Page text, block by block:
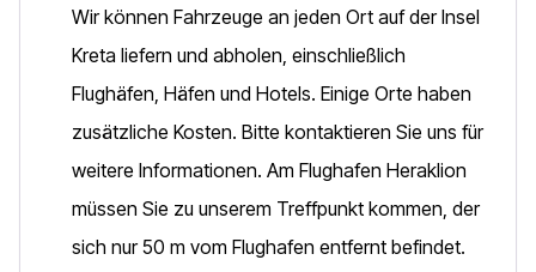
Wir können Fahrzeuge an jeden Ort auf der Insel
Kreta liefern und abholen, einschließlich
Flughäfen, Häfen und Hotels. Einige Orte haben
zusätzliche Kosten. Bitte kontaktieren Sie uns für
weitere Informationen. Am Flughafen Heraklion
müssen Sie zu unserem Treffpunkt kommen, der
sich nur 50 m vom Flughafen entfernt befindet.